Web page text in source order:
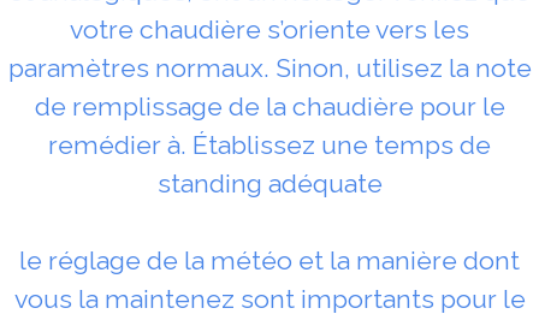
votre chaudière s’oriente vers les
paramètres normaux. Sinon, utilisez la note
de remplissage de la chaudière pour le
remédier à. Établissez une temps de
standing adéquate
le réglage de la météo et la manière dont
vous la maintenez sont importants pour le